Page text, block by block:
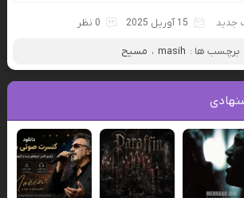
جدید 15 آوریل 2025 0 نظر
برچسب ها : masih ، مسیح